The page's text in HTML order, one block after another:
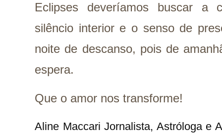
Eclipses deveríamos buscar a
silêncio interior e o senso de
noite de descanso, pois de
espera.
Que o amor nos transforme!
Aline Maccari Jornalista, Astróloga e